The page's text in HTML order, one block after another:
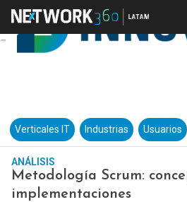
Verticales IT Industrias Usuarios
ANÁLISIS
Metodología Scrum:
implementaciones